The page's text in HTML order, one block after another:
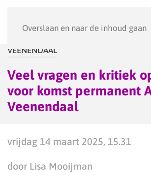
Overslaan en naar de inhoud gaan
VEENENDAAL
Veel vragen en kritiek
voor komst permanent
Veenendaal
vrijdag 14 maart 2025, 15.31
door Lisa Mooijman